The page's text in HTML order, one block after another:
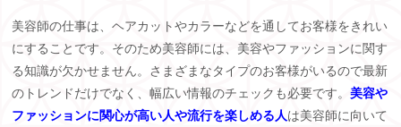
美容師の仕事は、ヘアカットやカラーなどを通してお客様をきれい
にすることです。そのため美容師には、美容やファッションに関す
る知識が欠かせません。さまざまなタイプのお客様がいるので最新
のトレンドだけでなく、幅広い情報のチェックも必要です。美容や
ファッションに関心が高い人や流行を楽しめる人は美容師に向いて